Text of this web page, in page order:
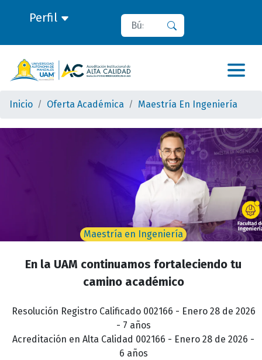
Perfil Buscar
Inicio Oferta Académica Maestría En Ingeniería
Maestría en Ingeniería
En la UAM continuamos fortaleciendo tu
camino académico
Resolución Registro Calificado 002166 - Enero 28 de 2026
- 7 años
Acreditación en Alta Calidad 002166 - Enero 28 de 2026 -
6 años